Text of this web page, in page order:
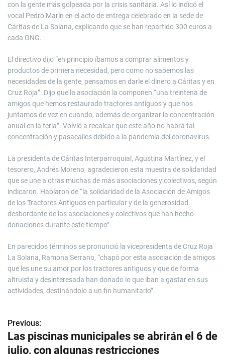
con la gente más golpeada por la crisis sanitaria. Así lo indicó el
vocal Pedro Marín en el acto de entrega celebrado en la sede de
Cáritas de La Solana, explicando que se han repartido 300 euros a
cada ONG.
El directivo dijo “en principio íbamos a comprar alimentos y
productos de primera necesidad, pero como no sabemos las
necesidades de la gente, pensamos en darle el dinero a Cáritas y en
Cruz Roja”. Dijo que la asociación la componen “una treintena de
amigos que hemos restaurado tractores antiguos y que nos
juntamos de vez en cuando, además de organizar la concentración
anual en la feria”. Volvió a recalcar que este año no habrá tal
concentración y pasacalles debido a la pandemia del coronavirus.
La presidenta de Cáritas Interparroquial, Agustina Martínez, y el
tesorero, Andrés Moreno, agradecieron esta muestra de solidaridad
que se une a otras muchas de más asociaciones y colectivos, según
indicaron. Hablaron de “la solidaridad de la Asociación de Amigos
de los Tractores Antiguos en particular y de la generosidad
desbordante de las asociaciones y colectivos que han hecho
donaciones durante este tiempo”.
En parecidos términos se pronunció la vicepresidenta de Cruz Roja
La Solana, Ramona Serrano, “chapó por esta asociación de amigos
que les une su amor por los tractores antiguos y que de forma
altruista y desinteresada han donado lo que iban a gastar en sus
actividades, destinándolo a un fin humanitario”.
N
a
Previous:
Las piscinas municipales se abrirán el 6 de
julio, con algunas restricciones